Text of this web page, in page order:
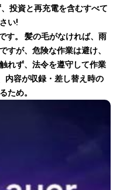
投資と再充電を含むすべて
い!
す。 髪の毛がなければ、雨
すが、危険な作業は避け、
れず、法令を遵守して作業
内容が収録・差し替え時の
ため。